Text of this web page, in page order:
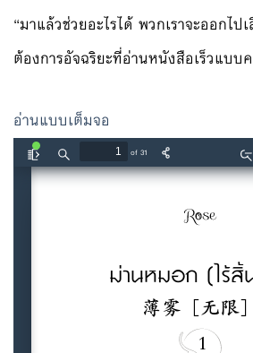
“มาแล้วช่วยอะไรได้ พวกเราจะออกไป
ต้องการอัจฉริยะที่อ่านหนังสือเร็วแบบ
อ่านแบบเต็มจอ